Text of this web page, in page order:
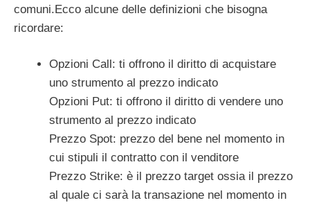
comuni.Ecco alcune delle definizioni che bisogna
ricordare:
Opzioni Call: ti offrono il diritto di acquistare
uno strumento al prezzo indicato
Opzioni Put: ti offrono il diritto di vendere uno
strumento al prezzo indicato
Prezzo Spot: prezzo del bene nel momento in
cui stipuli il contratto con il venditore
Prezzo Strike: è il prezzo target ossia il prezzo
al quale ci sarà la transazione nel momento in